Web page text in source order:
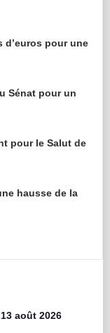
d’euros pour une
Sénat pour un
pour le Salut de
hausse de la
août 2026